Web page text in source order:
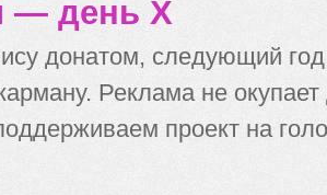
— день X
донатом, следующий
Реклама не
проект на